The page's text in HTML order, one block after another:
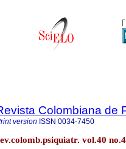
Colombiana de
version ISSN 0034-7450
vol.40